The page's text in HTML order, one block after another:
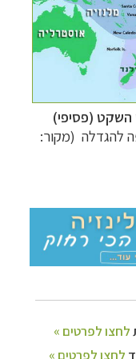
השקט (פסיפי)
להגדלה (מקור:
לחצו לפרטים »
זילנד
לחצו לפרטים »
לחצו לרשימת